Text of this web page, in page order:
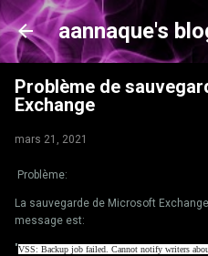
Accéder au
aannaque's
Problème de
Exchange
mars 21, 2021
Problème:
La sauvegarde de Microsoft
message est:
"VSS: Backup job failed. Cannot notify writers